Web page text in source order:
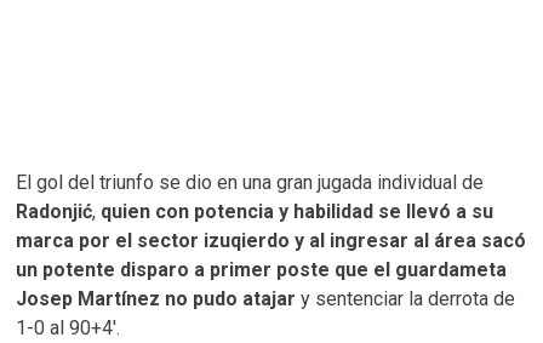
El gol del triunfo se dio en una gran jugada individual de
Radonjić, quien con potencia y habilidad se llevó a su
marca por el sector izuqierdo y al ingresar al área sacó
un potente disparo a primer poste que el guardameta
Josep Martínez no pudo atajar y sentenciar la derrota de
1-0 al 90+4′.